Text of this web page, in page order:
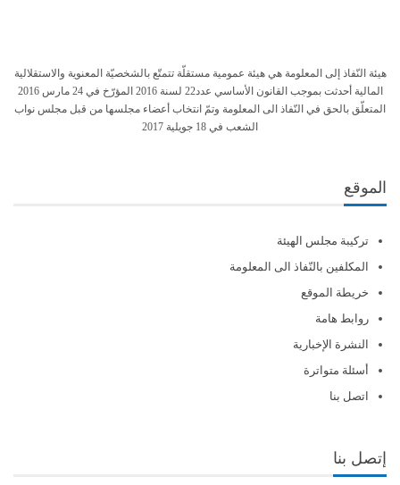
هيئة النّفاذ إلى المعلومة هي هيئة عمومية مستقلّة تتمتّع بالشخصيّة المعنوية والاستقلالية
المالية أحدثت بموجب القانون الأساسي عدد22 لسنة 2016 المؤرّخ في 24 مارس 2016
المتعلّق بالحق في النّفاذ الى المعلومة وتمّ انتخاب أعضاء مجلسها من قبل مجلس نواب
الشعب في 18 جويلية 2017
الموقع
تركيبة مجلس الهيئة
المكلفين بالنّفاذ الى المعلومة
خريطة الموقع
روابط هامة
النشرة الإخبارية
أسئلة متواترة
اتصل بنا
إتصل بنا